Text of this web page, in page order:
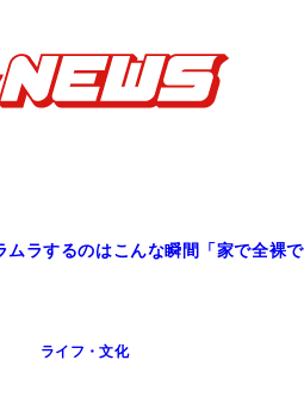
ムラするのはこんな瞬間「家で全裸で
ライフ・文化